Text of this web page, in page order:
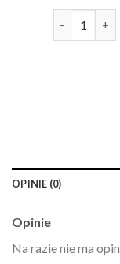
OPINIE (0)
Opinie
Na razie nie ma